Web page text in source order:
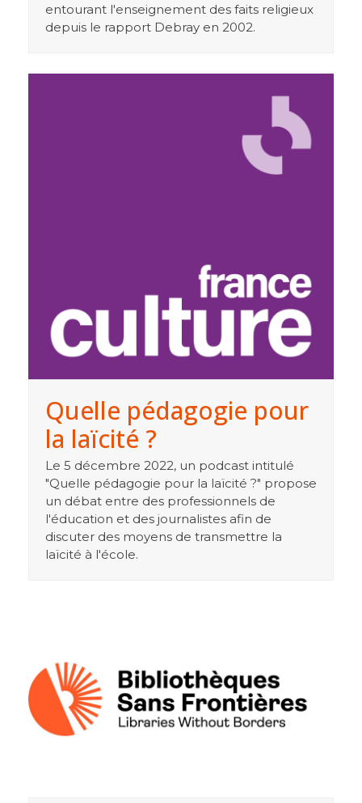
entourant l'enseignement des faits religieux
depuis le rapport Debray en 2002.
Quelle pédagogie pour
la laïcité ?
Le 5 décembre 2022, un podcast intitulé
"Quelle pédagogie pour la laïcité ?" propose
un débat entre des professionnels de
l'éducation et des journalistes afin de
discuter des moyens de transmettre la
laïcité à l'école.